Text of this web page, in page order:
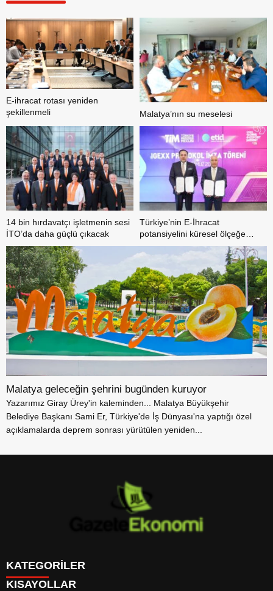
E-ihracat rotası yeniden
şekillenmeli
Malatya geleceğin şehrini bugünden kuruyor
Yazarımız Giray Ürey'in kaleminden... Malatya Büyükşehir
Belediye Başkanı Sami Er, Türkiye'de İş Dünyası'na yaptığı özel
açıklamalarda deprem sonrası yürütülen yeniden...
Malatya’nın su meselesi
14 bin hırdavatçı işletmenin sesi
İTO’da daha güçlü çıkacak
Türkiye’nin E-İhracat
potansiyelini küresel ölçeğe
taşıyacak iş birliği
KATEGORİLER
KISAYOLLAR